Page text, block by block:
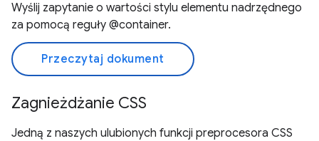
Wyślij zapytanie o wartości stylu elementu nadrzędnego
za pomocą reguły @container.
Przeczytaj dokument
Zagnieżdżanie CSS
Jedną z naszych ulubionych funkcji preprocesora CSS